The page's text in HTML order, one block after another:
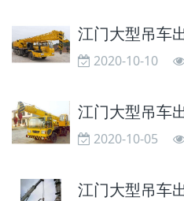
2020-10-10
2020-10-05